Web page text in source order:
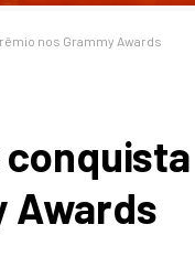
nos Grammy Awards
Awards